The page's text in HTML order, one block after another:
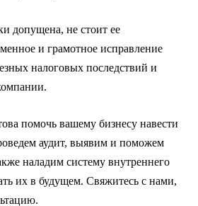
допущена, не стоит ее
и грамотное исправление
налоговых последствий и
помочь вашему бизнесу навести
аудит, выявим и поможем
наладим систему внутреннего
их в будущем. Свяжитесь с нами,